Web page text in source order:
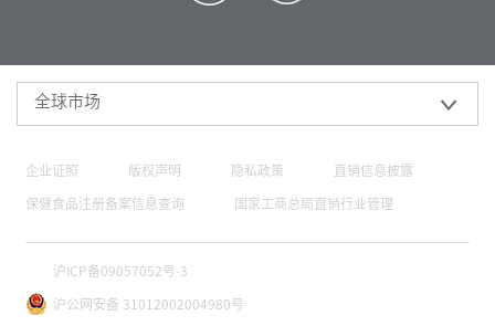
全球市场
企业证照 版权声明 隐私政策 直销信息披露
保健食品注册备案信息查询 国家工商总局直销行业管理
沪ICP备09057052号-3
沪公网安备 31012002004980号